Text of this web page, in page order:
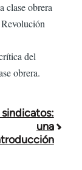
clase obrera
del
obrera.
sindicatos:
una